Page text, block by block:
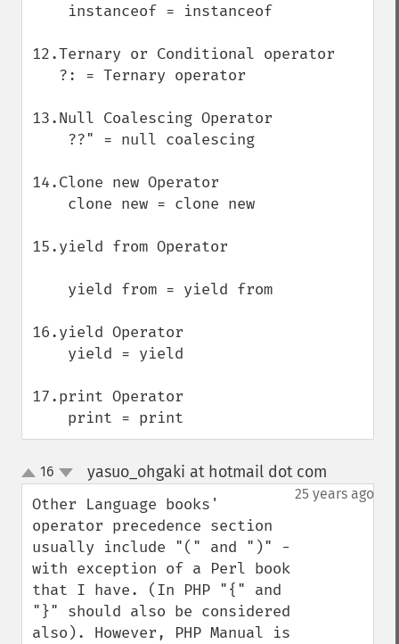
12.Ternary or Conditional operator
13.Null Coalescing Operator
14.Clone new Operator
15.yield from Operator
16.yield Operator
17.print Operator
    print = print
up
down
16 yasuo_ohgaki at hotmail dot com
25 years ago
Other Language books'
operator precedence section
usually include "(" and ")" -
with exception of a Perl book
that I have. (In PHP "{" and
"}" should also be considered
also). However, PHP Manual is